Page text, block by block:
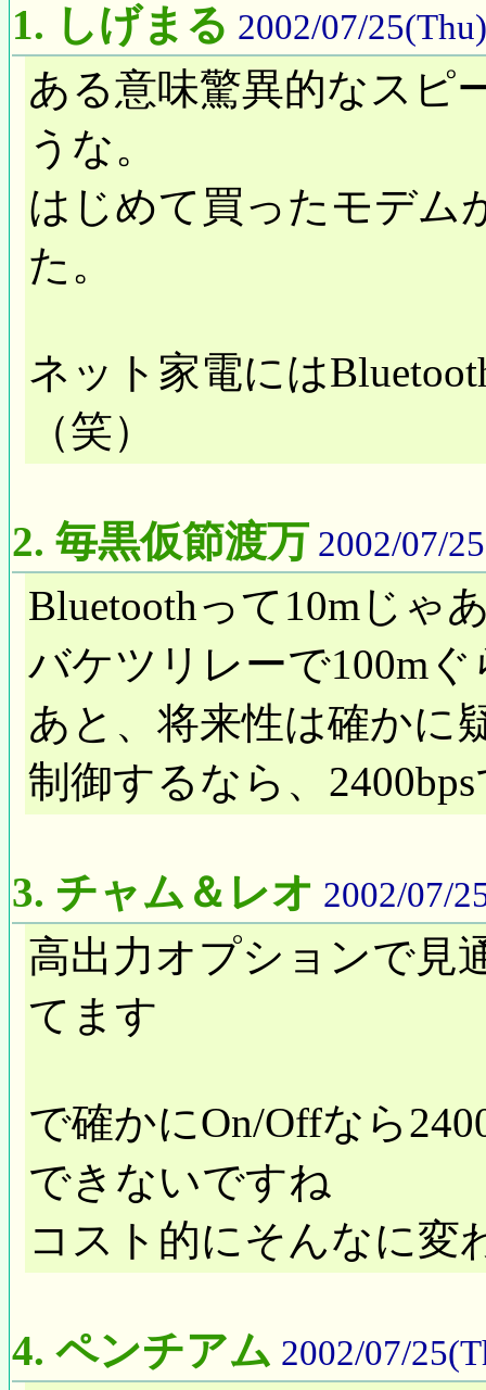
1. しげまる 2002/07/
ある意味驚異的なスピ
うな。
はじめて買ったモデム
た。
ネット家電には
（笑）
2. 毎黒仮節渡万 2002/07/
Bluetoothって10mじゃ
バケツリレーで100m
あと、将来性は確かに
制御するなら、
3. チャム＆レオ 2002/07/
高出力オプションで見
てます
で確かにOn/Offなら
できないですね
コスト的にそんなに変
4. ペンチアム 2002/07/